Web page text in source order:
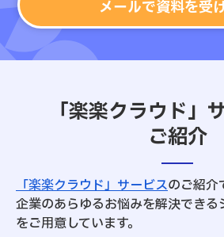
メールで資料を受
「楽楽クラウド」
ご紹介
「楽楽クラウド」サービスのご紹介
企業のあらゆるお悩みを解決できる
をご用意しています。